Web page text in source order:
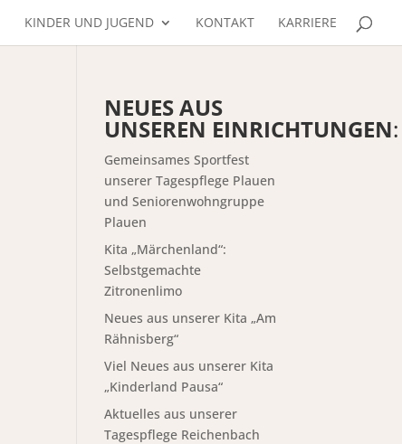
KINDER UND JUGEND KONTAKT KARRIERE
NEUES AUS
UNSEREN EINRICHTUNGEN:
Gemeinsames Sportfest
unserer Tagespflege Plauen
und Seniorenwohngruppe
Plauen
Kita „Märchenland“:
Selbstgemachte
Zitronenlimo
Neues aus unserer Kita „Am
Rähnisberg“
Viel Neues aus unserer Kita
„Kinderland Pausa“
Aktuelles aus unserer
Tagespflege Reichenbach